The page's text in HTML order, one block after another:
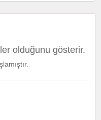
olduğunu gösterir.